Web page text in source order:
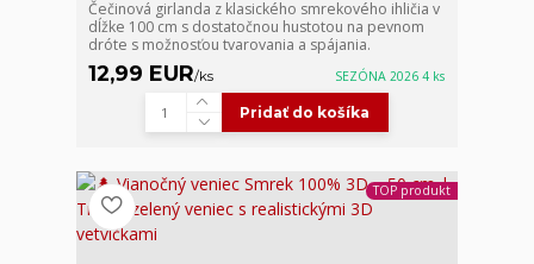
Čečinová girlanda z klasického smrekového ihličia v
dĺžke 100 cm s dostatočnou hustotou na pevnom
dróte s možnosťou tvarovania a spájania.
12,99 EUR/ks SEZÓNA 2026 4 ks
Pridať do košíka
TOP produkt